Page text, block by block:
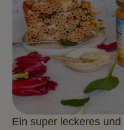
Ein super leckeres